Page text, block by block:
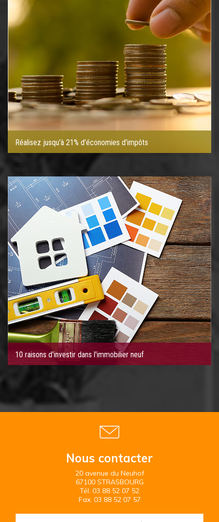
Réalisez jusqu'à 21% d'économies d'impôts
10 raisons d'investir dans l'immobilier neuf
Nous contacter
20 avenue du Neuhof
67100 STRASBOURG
Tél. 03 88 52 07 52
Fax. 03 88 52 07 57